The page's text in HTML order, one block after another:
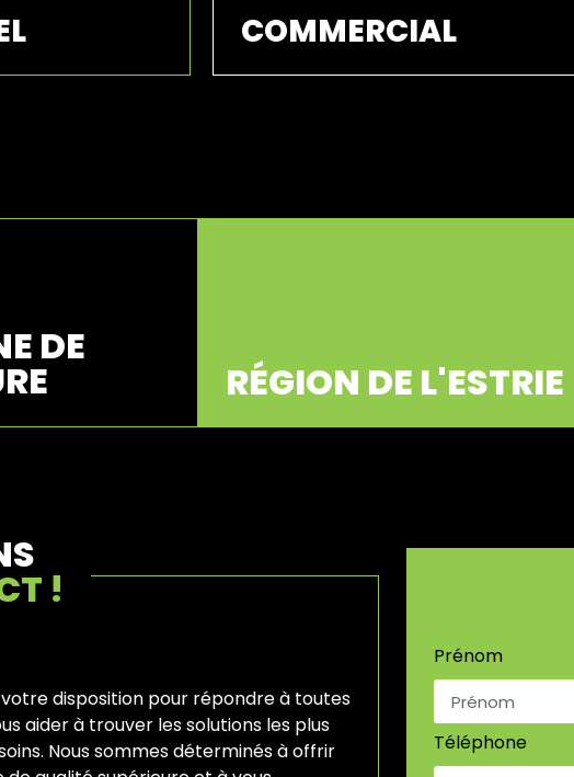
COMMERCIAL
DE
RÉGION DE L'ESTRIE
!
disposition pour répondre à toutes
aider à trouver les solutions les plus
Nous sommes déterminés à offrir
Prénom
Téléphone